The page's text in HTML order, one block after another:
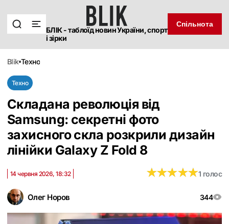
БЛІК - таблоїд новин України, спорт
і зірки
Спільнота
blik техно
Техно
Складана революція від
Samsung: секретні фото
захисного скла розкрили дизайн
лінійки Galaxy Z Fold 8
Олег Норов 344
14 червня 2026, 18:32 ★★★★★
★★★★★1 голос